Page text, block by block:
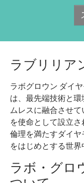
ラブリリア
ラボグロウン ダイ
は、最先端技術と
ムレスに融合させ
を使命として設立さ
倫理を満たすダイ
をはじめとする世界
ラボ・グロ